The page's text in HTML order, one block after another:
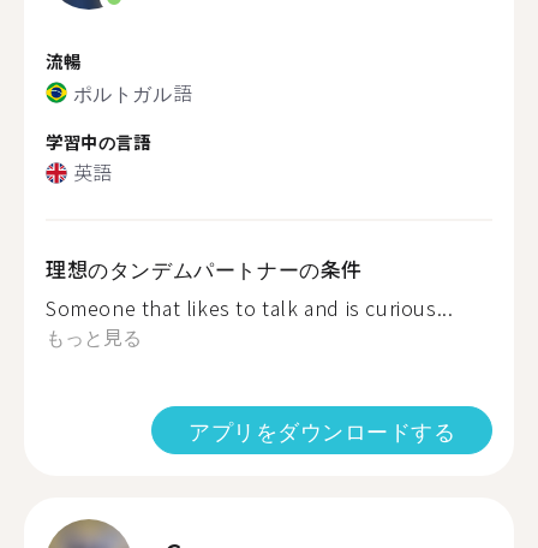
流暢
ポルトガル語
学習中の言語
英語
理想のタンデムパートナーの条件
Someone that likes to talk and is curious...
もっと見る
アプリをダウンロードする